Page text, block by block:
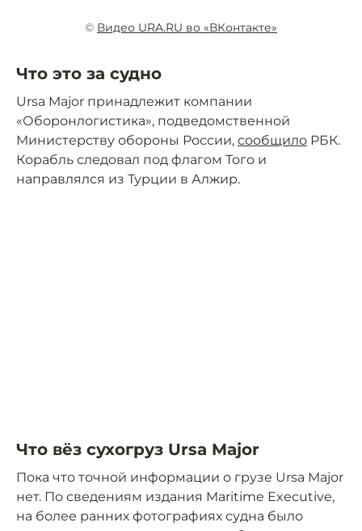
© Видео URA.RU во «ВКонтакте»
Что это за судно
Ursa Major принадлежит компании
«Оборонлогистика», подведомственной
Министерству обороны России, сообщило РБК.
Корабль следовал под флагом Того и
направлялся из Турции в Алжир.
Что вёз сухогруз Ursa Major
Пока что точной информации о грузе Ursa Major
нет. По сведениям издания Maritime Exeсutive,
на более ранних фотографиях судна было